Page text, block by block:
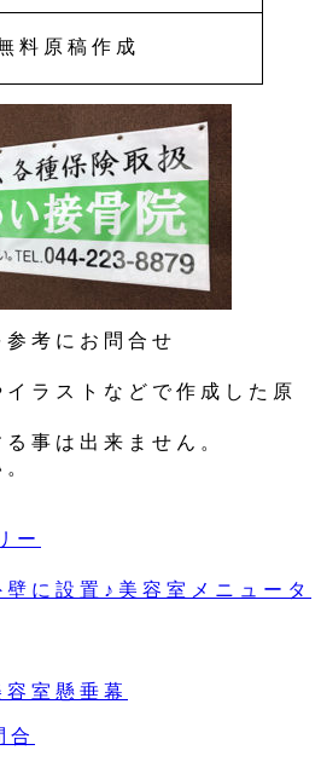
料原稿作成
考にお問合せ
ラストなどで作成した原
事は出来ません。
に設置♪美容室メニュータ
室懸垂幕